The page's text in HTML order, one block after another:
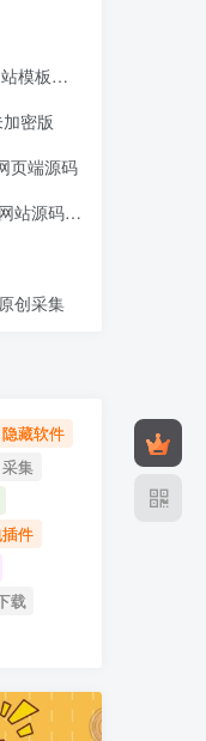
源码
密版
页端源码
站开源版本
创采集
隐藏软件
采集
件
载